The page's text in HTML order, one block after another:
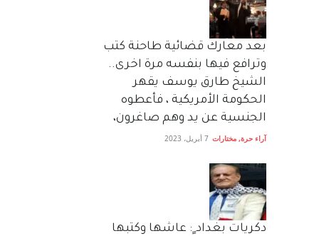
بعد معارك قضائية طاحنة كتب
وترافع فيها بنفسه مرة اخرى..
الشيخ طارق يوسف يقهر
الحكومة الأمريكية ، فأعطوه
الجنسية عن يد وهم صاغرون،
آراء حرة, مختارات 7 أبريل، 2023
دكريات بغداد ٍ: عاشها وكتبها